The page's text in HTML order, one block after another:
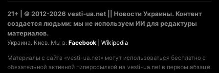
21+ | © 2012-2026 vesti-ua.net || Новости Украины. Контент
создается людьми: мы не используем ИИ для редактуры
материалов.
Украина. Киев. Мы в: Facebook Wikipedia
Материалы с сайта «vesti-ua.net» могут использоваться бесплатно с
обязательной активной гиперссылкой на vesti-ua.net в первом абзаце.